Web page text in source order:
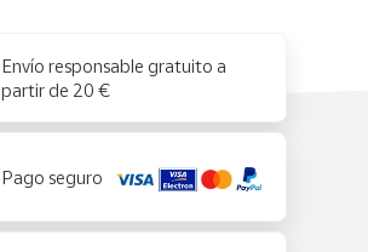
Envío responsable gratuito a
partir de 20 €
Pago seguro